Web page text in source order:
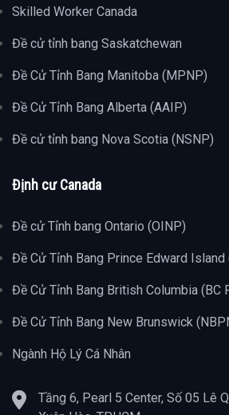
Skilled Worker Canada
Đề cử tỉnh bang Saskatchewan
Đề Cử Tỉnh Bang Manitoba (MPNP)
Đề Cử Tỉnh Bang Alberta (AAIP)
Đề cử tỉnh bang Nova Scotia (NSNP)
Định cư Canada
Đề cử Tỉnh bang Ontario (OINP)
Đề Cử Tỉnh Bang Prince Edward Island
Đề Cử Tỉnh Bang British Columbia (BC
Đề Cử Tỉnh Bang New Brunswick
Ngành Hộ Lý Cá Nhân
Tầng 6, Pearl 5 Center, Số 05 Lê